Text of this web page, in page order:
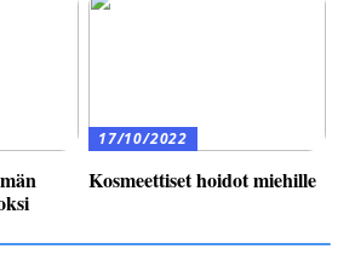
17/10/2022
Kosmeettiset hoidot miehille